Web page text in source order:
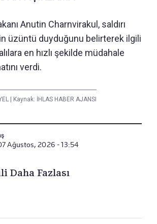
Anutin Charnvirakul, saldırı
üzüntü duyduğunu belirterek ilgili
en hızlı şekilde müdahale
verdi.
Kaynak: İHLAS HABER AJANSI
Ağustos, 2026 - 13:54
Daha Fazlası